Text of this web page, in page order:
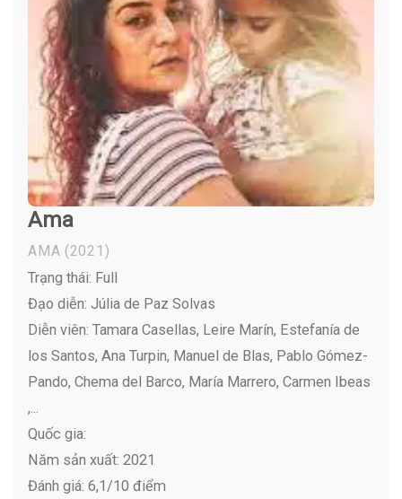
Ama
AMA (2021)
Trạng thái: Full
Đạo diễn: Júlia de Paz Solvas
Diễn viên: Tamara Casellas, Leire Marín, Estefanía de
los Santos, Ana Turpin, Manuel de Blas, Pablo Gómez-
Pando, Chema del Barco, María Marrero, Carmen Ibeas
,...
Quốc gia:
Năm sản xuất: 2021
Đánh giá: 6,1/10 điểm